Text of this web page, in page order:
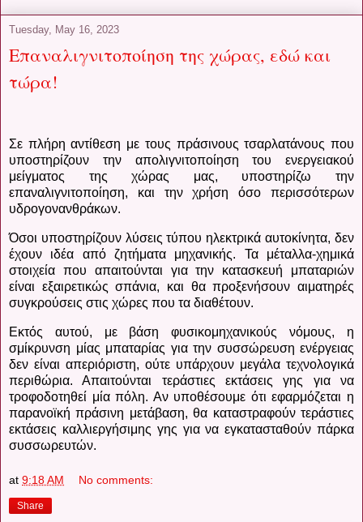
Tuesday, May 16, 2023
Επαναλιγνιτοποίηση της χώρας, εδώ και
τώρα!
Σε πλήρη αντίθεση με τους πράσινους τσαρλατάνους που
υποστηρίζουν την απολιγνιτοποίηση του ενεργειακού
μείγματος της χώρας μας, υποστηρίζω την
επαναλιγνιτοποίηση, και την χρήση όσο περισσότερων
υδρογονανθράκων.
Όσοι υποστηρίζουν λύσεις τύπου ηλεκτρικά αυτοκίνητα, δεν
έχουν ιδέα από ζητήματα μηχανικής. Τα μέταλλα-χημικά
στοιχεία που απαιτούνται για την κατασκευή μπαταριών
είναι εξαιρετικώς σπάνια, και θα προξενήσουν αιματηρές
συγκρούσεις στις χώρες που τα διαθέτουν.
Εκτός αυτού, με βάση φυσικομηχανικούς νόμους, η
σμίκρυνση μίας μπαταρίας για την συσσώρευση ενέργειας
δεν είναι απεριόριστη, ούτε υπάρχουν μεγάλα τεχνολογικά
περιθώρια. Απαιτούνται τεράστιες εκτάσεις γης για να
τροφοδοτηθεί μία πόλη. Αν υποθέσουμε ότι εφαρμόζεται η
παρανοϊκή πράσινη μετάβαση, θα καταστραφούν τεράστιες
εκτάσεις καλλιεργήσιμης γης για να εγκατασταθούν πάρκα
συσσωρευτών.
at 9:18 AM No comments:
Share